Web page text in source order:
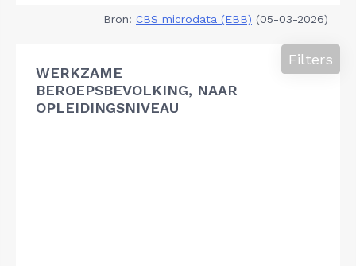
Bron: CBS microdata (EBB) (05-03-2026)
WERKZAME
BEROEPSBEVOLKING, NAAR
OPLEIDINGSNIVEAU
Filters